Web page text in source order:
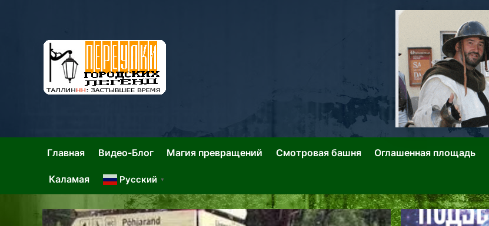
Таллин: Переулки Городских Легенд
Главная Видео-Блог Магия превращений Смотровая башня Оглашенная площадь
Каламая Русский ▼